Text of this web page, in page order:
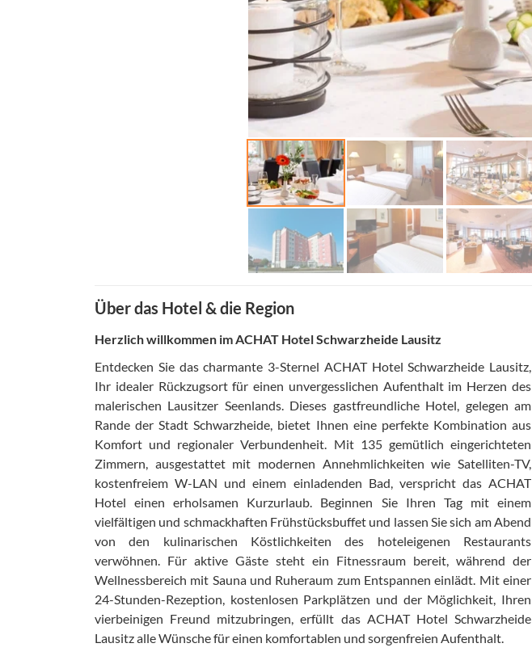
Über das Hotel & die Region
Herzlich willkommen im ACHAT Hotel Schwarzheide Lausitz
Entdecken Sie das charmante 3-Sternel ACHAT Hotel Schwarzheide Lausitz,
Ihr idealer Rückzugsort für einen unvergesslichen Aufenthalt im Herzen des
malerischen Lausitzer Seenlands. Dieses gastfreundliche Hotel, gelegen am
Rande der Stadt Schwarzheide, bietet Ihnen eine perfekte Kombination aus
Komfort und regionaler Verbundenheit. Mit 135 gemütlich eingerichteten
Zimmern, ausgestattet mit modernen Annehmlichkeiten wie Satelliten-TV,
kostenfreiem W-LAN und einem einladenden Bad, verspricht das ACHAT
Hotel einen erholsamen Kurzurlaub. Beginnen Sie Ihren Tag mit einem
vielfältigen und schmackhaften Frühstücksbuffet und lassen Sie sich am Abend
von den kulinarischen Köstlichkeiten des hoteleigenen Restaurants
verwöhnen. Für aktive Gäste steht ein Fitnessraum bereit, während der
Wellnessbereich mit Sauna und Ruheraum zum Entspannen einlädt. Mit einer
24-Stunden-Rezeption, kostenlosen Parkplätzen und der Möglichkeit, Ihren
vierbeinigen Freund mitzubringen, erfüllt das ACHAT Hotel Schwarzheide
Lausitz alle Wünsche für einen komfortablen und sorgenfreien Aufenthalt.